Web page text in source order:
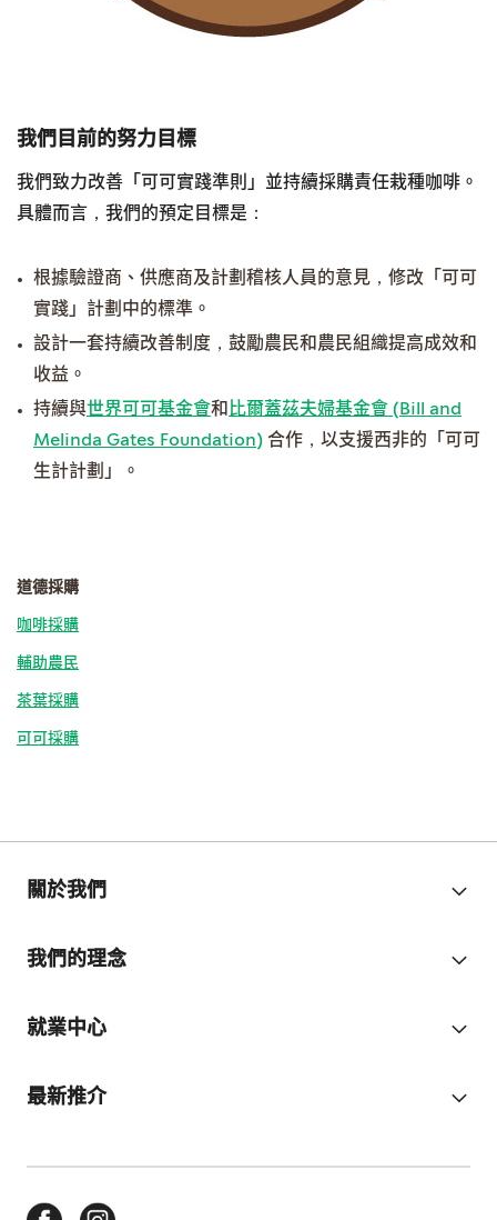
我們目前的努力目標
我們致力改善「可可實踐準則」並持續採購責任栽種咖啡。
具體而言，我們的預定目標是：
根據驗證商、供應商及計劃稽核人員的意見，修改「可可
實踐」計劃中的標準。
設計一套持續改善制度，鼓勵農民和農民組織提高成效和
收益。
持續與世界可可基金會和 比爾蓋茲夫婦基金會 (Bill and
Melinda Gates Foundation) 合作，以支援西非的「可可
生計計劃」。
道德採購
咖啡採購
輔助農民
茶葉採購
可可採購
關於我們
我們的理念
就業中心
最新推介